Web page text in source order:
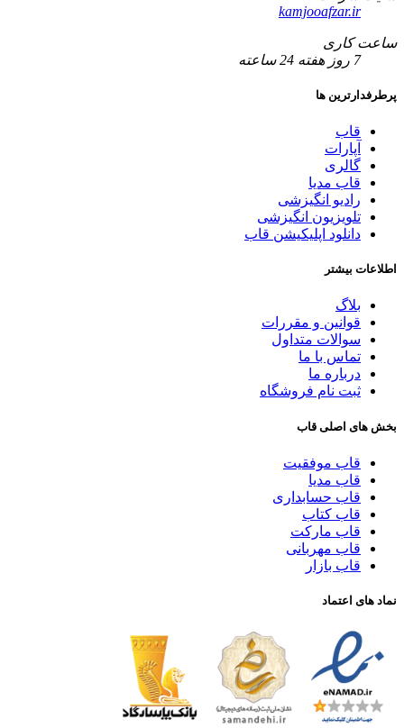
kamjooafzar.ir
ساعت کاری
7 روز هفته 24 ساعته
پرطرفدارترین ها
قاب
آپارات
گالری
قاب مدیا
رادیو انگیزشی
تلویزیون انگیزشی
دانلود اپلیکیشن قاب
اطلاعات بیشتر
بلاگ
قوانین و مقررات
سوالات متداول
تماس با ما
درباره ما
ثبت نام فروشگاه
بخش های اصلی قاب
قاب موفقیت
قاب مدیا
قاب حسابداری
قاب کتاب
قاب مارکت
قاب مهربانی
قاب بازار
نماد های اعتماد